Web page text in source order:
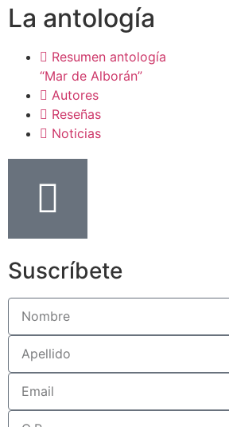
La antología
Resumen antología
“Mar de Alborán”
Autores
Reseñas
Noticias
Suscríbete